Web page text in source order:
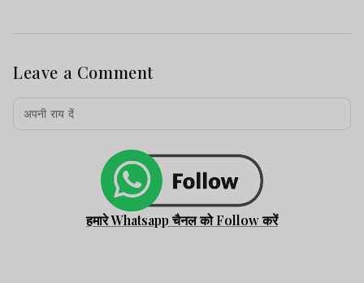
Leave a Comment
हमारे Whatsapp चैनल को Follow करें